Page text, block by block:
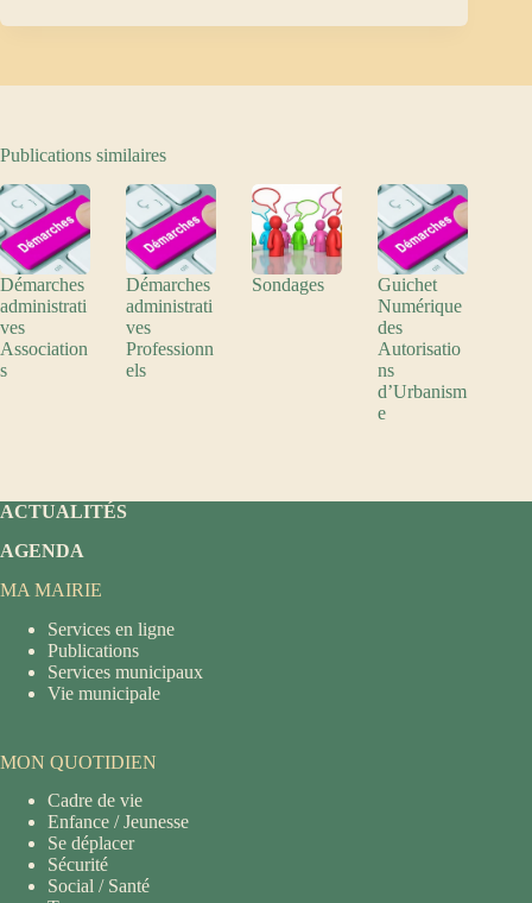
Publications similaires
Démarches
administrati
ves
Association
s
Démarches
administrati
ves
Professionn
els
Sondages
Guichet
Numérique
des
Autorisatio
ns
d’Urbanism
e
ACTUALITÉS
AGENDA
MA MAIRIE
Services en ligne
Publications
Services municipaux
Vie municipale
MON QUOTIDIEN
Cadre de vie
Enfance / Jeunesse
Se déplacer
Sécurité
Social / Santé